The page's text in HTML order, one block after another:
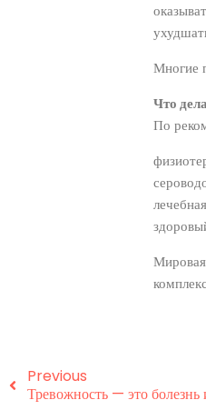
Многие
Что
По
Previous
Тревожность — это болезнь